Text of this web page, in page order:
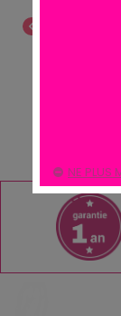
chevron_left
NE PLUS